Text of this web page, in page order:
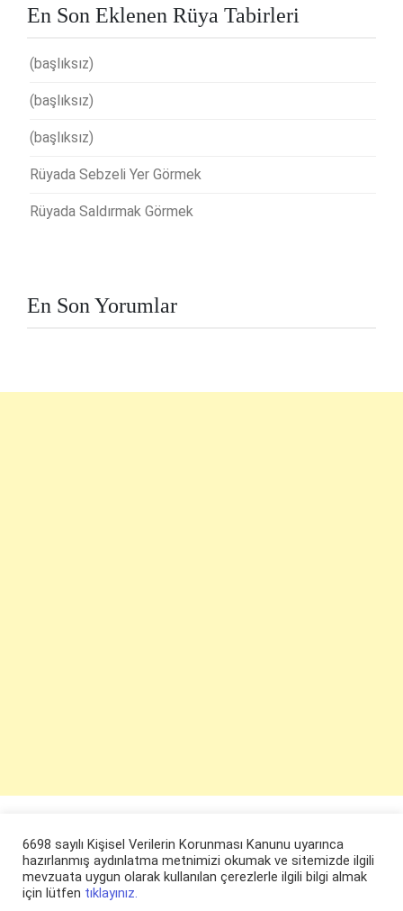
En Son Eklenen Rüya Tabirleri
(başlıksız)
(başlıksız)
(başlıksız)
Rüyada Sebzeli Yer Görmek
Rüyada Saldırmak Görmek
En Son Yorumlar
6698 sayılı Kişisel Verilerin Korunması Kanunu uyarınca
hazırlanmış aydınlatma metnimizi okumak ve sitemizde ilgili
mevzuata uygun olarak kullanılan çerezlerle ilgili bilgi almak
için lütfen tıklayınız.